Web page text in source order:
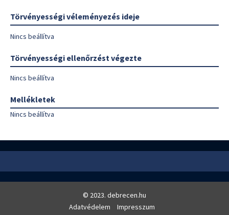
Törvényességi véleményezés ideje
Nincs beállítva
Törvényességi ellenőrzést végezte
Nincs beállítva
Mellékletek
Nincs beállítva
© 2023. debrecen.hu
Adatvédelem
Impresszum